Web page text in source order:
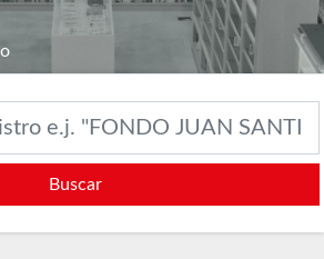
Buscar